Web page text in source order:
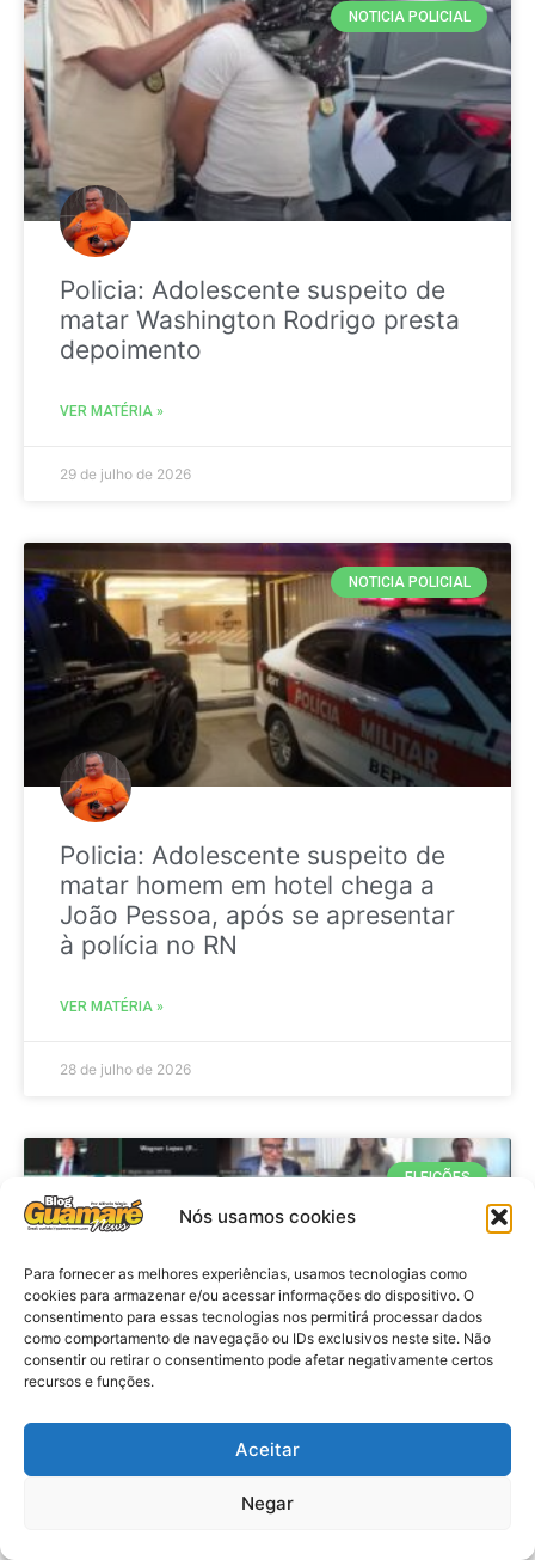
Nós usamos cookies
Para fornecer as melhores experiências, usamos tecnologias como
cookies para armazenar e/ou acessar informações do dispositivo. O
consentimento para essas tecnologias nos permitirá processar dados
como comportamento de navegação ou IDs exclusivos neste site. Não
consentir ou retirar o consentimento pode afetar negativamente certos
recursos e funções.
Aceitar
Negar
NOTICIA POLICIAL
Policia: Adolescente suspeito de
matar Washington Rodrigo presta
depoimento
VER MATÉRIA »
29 de julho de 2026
NOTICIA POLICIAL
Policia: Adolescente suspeito de
matar homem em hotel chega a
João Pessoa, após se apresentar
à polícia no RN
VER MATÉRIA »
28 de julho de 2026
ELEIÇÕES
Eleições 2026: procuradores e
promotores eleitorais realizam
reunião de alinhamento no RN